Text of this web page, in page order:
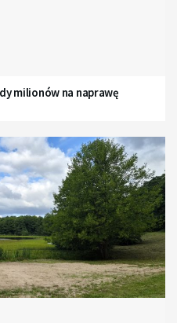
milionów na naprawę